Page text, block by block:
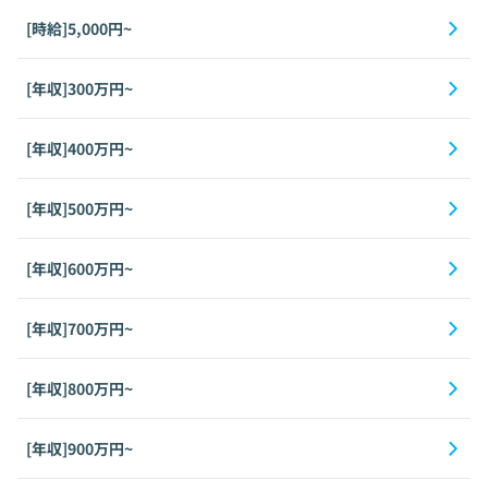
[時給]5,000円~
[年収]300万円~
[年収]400万円~
[年収]500万円~
[年収]600万円~
[年収]700万円~
[年収]800万円~
[年収]900万円~